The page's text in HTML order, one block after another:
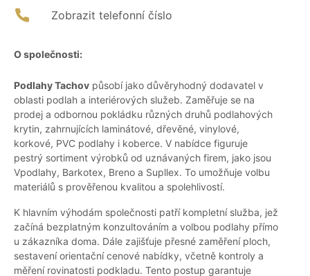
Zobrazit telefonní číslo
O společnosti:
Podlahy Tachov působí jako důvěryhodný dodavatel v
oblasti podlah a interiérových služeb. Zaměřuje se na
prodej a odbornou pokládku různých druhů podlahových
krytin, zahrnujících laminátové, dřevěné, vinylové,
korkové, PVC podlahy i koberce. V nabídce figuruje
pestrý sortiment výrobků od uznávaných firem, jako jsou
Vpodlahy, Barkotex, Breno a Supllex. To umožňuje volbu
materiálů s prověřenou kvalitou a spolehlivostí.
K hlavním výhodám společnosti patří kompletní služba, jež
začíná bezplatným konzultováním a volbou podlahy přímo
u zákazníka doma. Dále zajišťuje přesné zaměření ploch,
sestavení orientační cenové nabídky, včetně kontroly a
měření rovinatosti podkladu. Tento postup garantuje